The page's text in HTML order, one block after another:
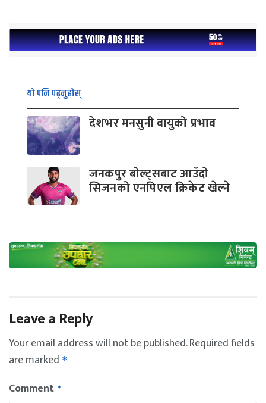
यो पनि पढ्नुहोस्
देशभर मनसुनी वायुको प्रभाव
जनकपुर बोल्ट्सबाट आउँदो
सिजनको एनपिएल क्रिकेट खेल्ने
Leave a Reply
Your email address will not be published.Required fields
are marked *
Comment *